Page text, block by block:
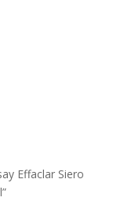
Effaclar Siero